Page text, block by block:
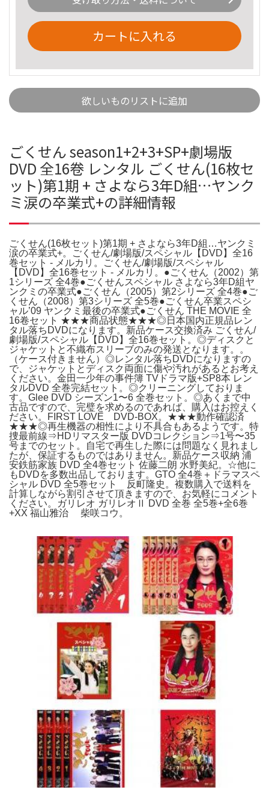
カートに入れる
欲しいものリストに追加
ごくせん season1+2+3+SP+劇場版
DVD 全16卷 レンタル ごくせん(16枚セ
ット)第1期 + さよなら3年D組…ヤンク
ミ涙の卒業式+の詳細情報
ごくせん(16枚セット)第1期 + さよなら3年D組…ヤンクミ
涙の卒業式+。ごくせん/劇場版/スペシャル【DVD】全16
巻セット - メルカリ。ごくせん/劇場版/スペシャル
【DVD】全16巻セット - メルカリ。●ごくせん（2002）第
1シリーズ 全4巻●ごくせんスペシャル さよなら3年D組ヤ
ンクミの卒業式●ごくせん（2005）第2シリーズ 全4巻●ご
くせん（2008）第3シリーズ 全5巻●ごくせん卒業スペシ
ャル’09 ヤンクミ最後の卒業式●ごくせん THE MOVIE 全
16卷セット ★★★商品状態★★★◎日本国内正規品レン
タル落ちDVDになります。新品ケース交換済み ごくせん/
劇場版/スペシャル【DVD】全16巻セット。◎ディスクと
ジャケットと不織布スリーブのみの発送となります。。
（ケース付きません）◎レンタル落ちDVDになりますの
で、ジャケットとディスク両面に傷や汚れがあるとお考え
ください。金田一少年の事件簿 TVドラマ版+SP8本 レン
タルDVD 全巻完結セット。◎クリーニングしておりま
す。Glee DVD シーズン1〜6 全巻セット。◎あくまで中
古品ですので、完璧を求めるのであれば、購入はお控えく
ださい。FIRST LOVE DVD-BOX。★★★動作確認済
★★★◎再生機器の相性により不具合もあるようです。特
捜最前線⇒HDリマスター版 DVDコレクション⇒1号〜35
号までのセット。自宅で再生した際には問題なく見れまし
たが、保証するものではありません。新品ケース収納 浦
安鉄筋家族 DVD 全4巻セット 佐藤二朗 水野美紀。☆他に
もDVDを多数出品しております。GTO 全4巻＋ドラマスペ
シャル DVD 全5巻セット 反町隆史。複数購入で送料を
計算しながら割引させて頂きますので、お気軽にコメント
ください。ガリレオ ガリレオⅡ DVD 全巻 全5巻+全6巻
+XX 福山雅治 柴咲コウ。